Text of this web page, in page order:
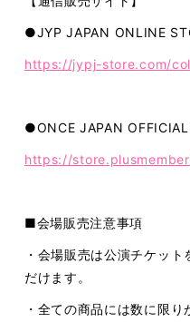
●JYP JAPAN ONLINE
https://jypj-store.com/
●ONCE JAPAN OFFICIAL
https://
■会場販売注意事項
・会場販売は公演チケッ
だけます。
・全ての商品には数に限